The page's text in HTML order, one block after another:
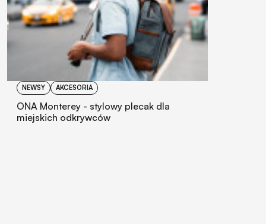
NEWSY AKCESORIA
ONA Monterey - stylowy plecak dla
miejskich odkrywców